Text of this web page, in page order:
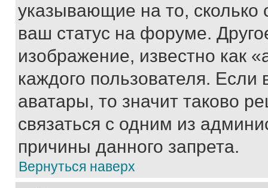
указывающие на то,
ваш статус на форуме.
изображение, известно как
каждого пользователя.
аватары, то значит таково
связаться с одним из
причины данного запрета.
Вернуться наверх